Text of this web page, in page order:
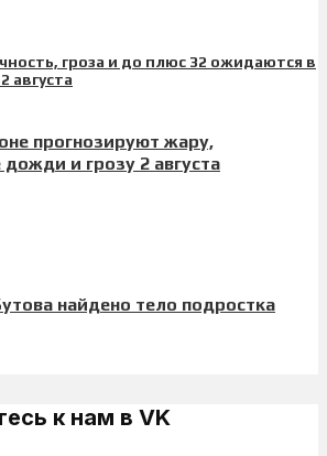
прогнозируют жару,
и грозу 2 августа
найдено тело подростка
к нам в VK